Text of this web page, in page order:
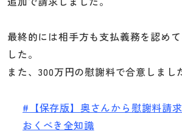
最終的には相手方も支払義務を認め
した。
また、300万円の慰謝料で合意しまし
#【保存版】奥さんから慰謝料請
おくべき全知識